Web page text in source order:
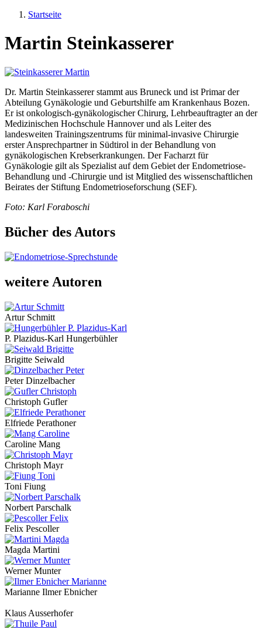
Startseite
Martin Steinkasserer
Dr. Martin Steinkasserer stammt aus Bruneck und ist Primar der
Abteilung Gynäkologie und Geburtshilfe am Krankenhaus Bozen.
Er ist onkologisch-gynäkologischer Chirurg, Lehrbeauftragter an der
Medizinischen Hochschule Hannover und als Leiter des
landesweiten Trainingszentrums für minimal-invasive Chirurgie
erster Ansprechpartner in Südtirol in der Behandlung von
gynäkologischen Krebserkrankungen. Der Facharzt für
Gynäkologie gilt als Spezialist auf dem Gebiet der Endometriose-
Behandlung und -Chirurgie und ist Mitglied des wissenschaftlichen
Beirates der Stiftung Endometrioseforschung (SEF).
Foto: Karl Foraboschi
Bücher des Autors
weitere Autoren
Artur Schmitt
P. Plazidus-Karl Hungerbühler
Brigitte Seiwald
Peter Dinzelbacher
Christoph Gufler
Elfriede Perathoner
Caroline Mang
Christoph Mayr
Toni Fiung
Norbert Parschalk
Felix Pescoller
Magda Martini
Werner Munter
Marianne Ilmer Ebnicher
Klaus Ausserhofer